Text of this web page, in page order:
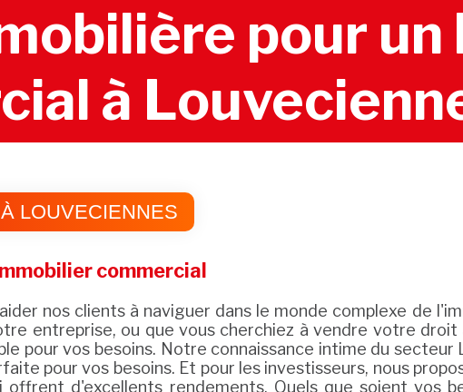
pour un
à
LOUVECIENNES
commercial
nos clients à naviguer dans le monde complexe de
entreprise, ou que vous cherchiez à vendre votre droit
pour vos besoins. Notre connaissance intime du secteur
pour vos besoins. Et pour les investisseurs, nous
d'excellents rendements. Quels que soient vos